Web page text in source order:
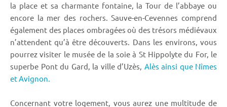
la place et sa charmante fontaine, la Tour de l’abbaye ou
encore la mer des rochers. Sauve-en-Cevennes comprend
également des places ombragées où des trésors médiévaux
n’attendent qu’à être découverts. Dans les environs, vous
pourrez visiter le musée de la soie à St Hippolyte du For, le
superbe Pont du Gard, la ville d’Uzès, Alès ainsi que Nîmes
et Avignon.
Concernant votre logement, vous aurez une multitude de